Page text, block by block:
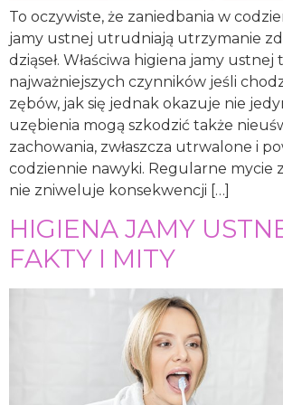
To oczywiste, że zaniedbania w
jamy ustnej utrudniają utrzymanie
dziąseł. Właściwa higiena jamy ustnej
najważniejszych czynników jeśli
zębów, jak się jednak okazuje nie
uzębienia mogą szkodzić także
zachowania, zwłaszcza utrwalone i
codziennie nawyki. Regularne mycie
nie zniweluje konsekwencji […]
HIGIENA JAMY
FAKTY I MITY